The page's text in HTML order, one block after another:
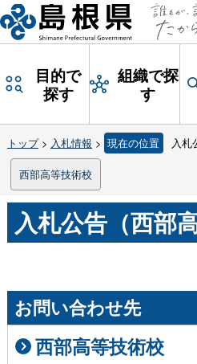
目的で
探す
組織で探
す
トップ> 入札情報 > 現在の位置 入札
西部高等技術校
入札公告（西部
お問い合わせ先
西部高等技術校